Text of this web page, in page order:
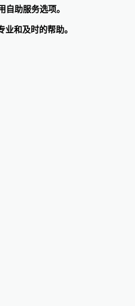
自助服务选项。
和及时的帮助。